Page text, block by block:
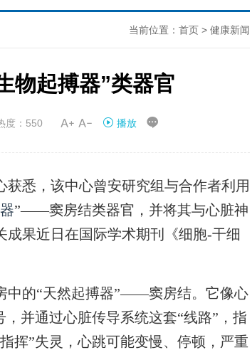
当前位置： 首页 > 健康新闻
物起搏器”类器官
度：550  播放 
悉，该中心曾安研究组与合作者利用
”——窦房结类器官，并将其与心脏神
果近日在国际学术期刊《细胞-干细
的“天然起搏器”——窦房结。它像心
并通过心脏传导系统这套“线路”，指
挥”失灵，心跳可能变慢、停顿，严重